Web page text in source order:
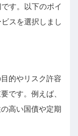
す。以下のポイ
スを選択しまし
的やリスク許容
です。例えば、
高い国債や定期